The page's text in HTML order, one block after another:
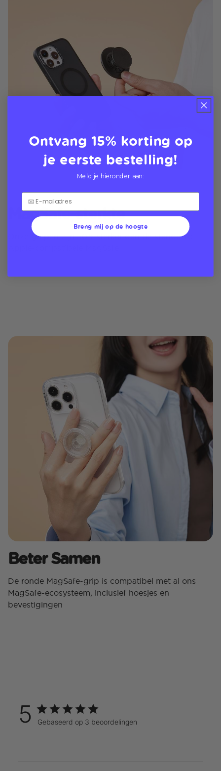
MagSafe-sterkte
Onze grepen zijn 50% sterker dan de standaard
Beter Samen
De ronde MagSafe-grip is compatibel met al ons
MagSafe-ecosysteem, inclusief hoesjes en
bevestigingen
5 Gebaseerd op 3 beoordelingen
Ontvang 15% korting op
je eerste bestelling!
Meld je hieronder aan:
Breng mij op de hoogte